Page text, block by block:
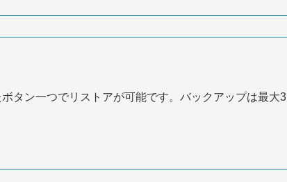
タン一つでリストアが可能です。バックアップは最大3